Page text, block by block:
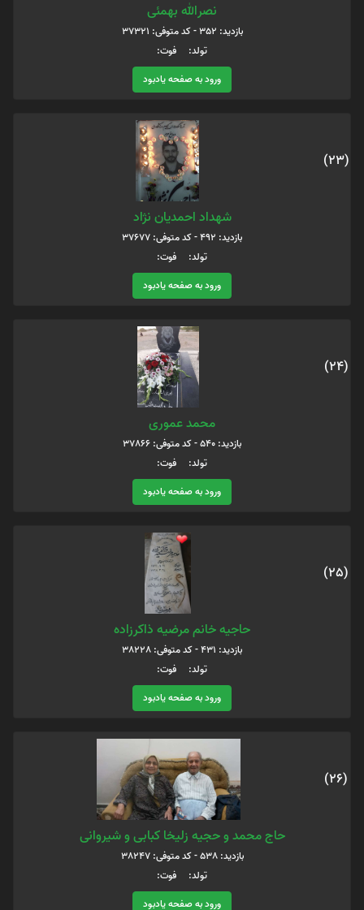
نصرالله بهمئی
بازدید: 352 - کد متوفی: 37321
تولد: فوت:
ورود به صفحه یادبود
(23)
شهداد احمدیان نژاد
بازدید: 492 - کد متوفی: 37677
تولد: فوت:
ورود به صفحه یادبود
(24)
محمد عموری
بازدید: 540 - کد متوفی: 37866
تولد: فوت:
ورود به صفحه یادبود
(25)
حاجیه خانم مرضیه ذاکرزاده
بازدید: 431 - کد متوفی: 38228
تولد: فوت:
ورود به صفحه یادبود
(26)
حاج محمد و حجیه زلیخا کبابی و شیروانی
بازدید: 538 - کد متوفی: 38247
تولد: فوت:
ورود به صفحه یادبود